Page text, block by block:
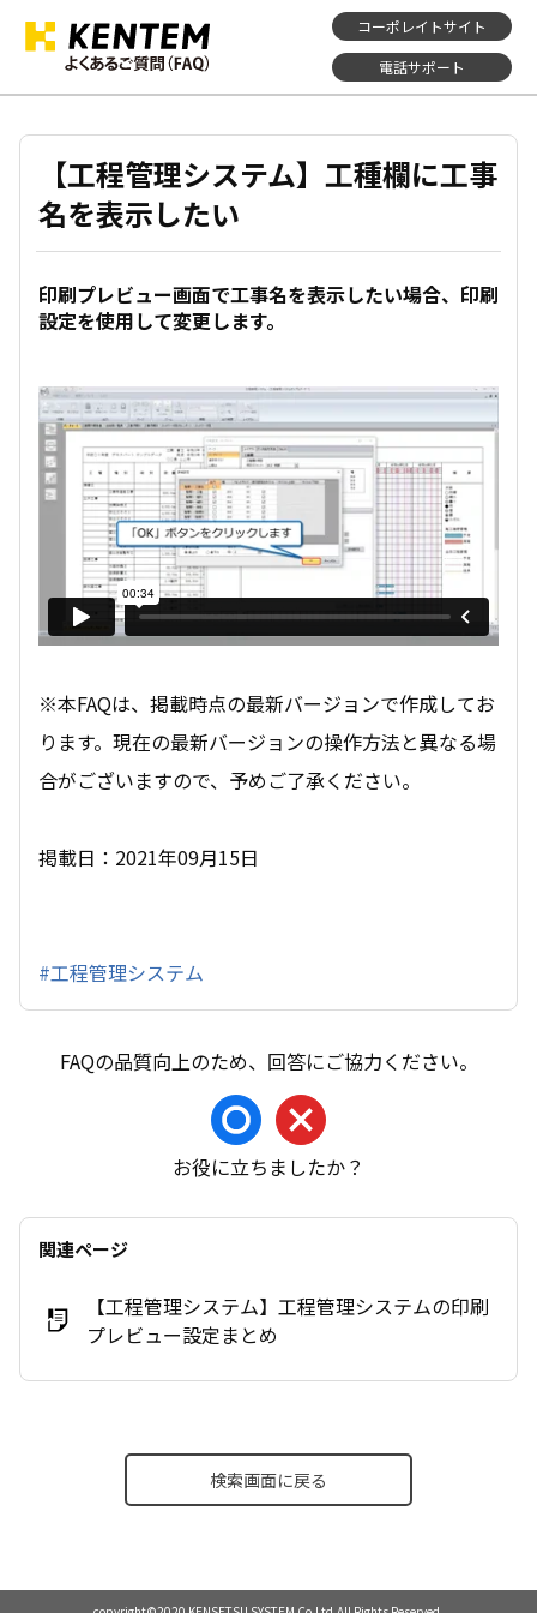
コーポレイトサイト
電話サポート
【工程管理システム】工種欄に工事
名を表示したい
印刷プレビュー画面で工事名を表示したい場合、印刷
設定を使用して変更します。
※本FAQは、掲載時点の最新バージョンで作成してお
ります。現在の最新バージョンの操作方法と異なる場
合がございますので、予めご了承ください。
掲載日：2021年09月15日
#工程管理システム
お役に立ちましたか？
関連ページ
【工程管理システム】工程管理システムの印刷
プレビュー設定まとめ
検索画面に戻る